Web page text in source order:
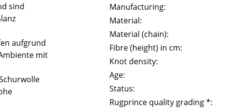
sind
aufgrund
mit
Manufacturing:
Material:
Material (chain):
Fibre (height) in cm:
Knot density:
Age:
Status:
Rugprince quality grading *: